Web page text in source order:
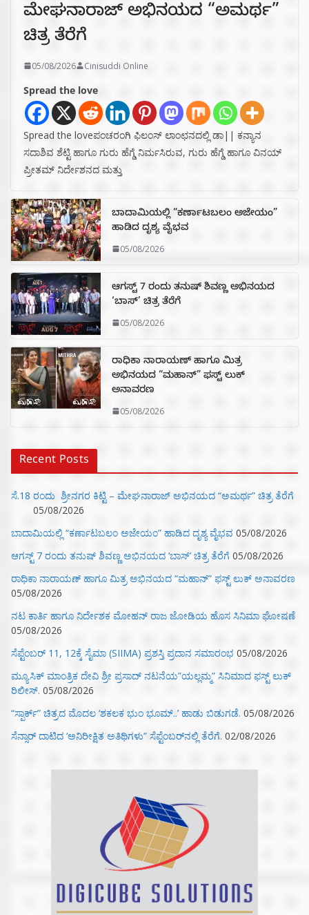
ಮೇಘನಾರಾಜ್ ಅಭಿನಯದ “ಅಮರ್ಥ”
ಚಿತ್ರ ತೆರೆಗೆ
05/08/2026 Cinisuddi Online
Spread the love
Spread the loveಪಂಚರಂಗಿ ಫಿಲಂಸ್ ಲಾಂಛನದಲ್ಲಿ ಡಾ|| ಕನ್ಯಾನ
ಸದಾಶಿವ ಶೆಟ್ಟಿ ಹಾಗೂ ಗುರು ಹೆಗ್ಡೆ ನಿರ್ಮಸಿರುವ, ಗುರು ಹೆಗ್ಡೆ ಹಾಗೂ ವಿನಯ್
ಪ್ರೀತಮ್ ನಿರ್ದೇಶನದ ಮತ್ತು
ಬಾದಾಮಿಯಲ್ಲಿ “ಕರ್ಣಾಟಬಲಂ ಅಜೇಯಂ”
ಹಾಡಿದ ದೃಶ್ಯ ವೈಭವ
05/08/2026
ಆಗಸ್ಟ್ 7 ರಂದು ತನುಷ್ ಶಿವಣ್ಣ ಅಭಿನಯದ
‘ಬಾಸ್’ ಚಿತ್ರ ತೆರೆಗೆ
05/08/2026
ರಾಧಿಕಾ ನಾರಾಯಣ್ ಹಾಗೂ ಮಿತ್ರ
ಅಭಿನಯದ “ಮಹಾನ್” ಫಸ್ಟ್ ಲುಕ್
ಅನಾವರಣ
05/08/2026
Recent Posts
ಸೆ.18 ರಂದು ಶ್ರೀನಗರ ಕಿಟ್ಟಿ – ಮೇಘನಾರಾಜ್ ಅಭಿನಯದ “ಅಮರ್ಥ” ಚಿತ್ರ ತೆರೆಗೆ
05/08/2026
ಬಾದಾಮಿಯಲ್ಲಿ “ಕರ್ಣಾಟಬಲಂ ಅಜೇಯಂ” ಹಾಡಿದ ದೃಶ್ಯ ವೈಭವ 05/08/2026
ಆಗಸ್ಟ್ 7 ರಂದು ತನುಷ್ ಶಿವಣ್ಣ ಅಭಿನಯದ ‘ಬಾಸ್’ ಚಿತ್ರ ತೆರೆಗೆ 05/08/2026
ರಾಧಿಕಾ ನಾರಾಯಣ್ ಹಾಗೂ ಮಿತ್ರ ಅಭಿನಯದ “ಮಹಾನ್” ಫಸ್ಟ್ ಲುಕ್ ಅನಾವರಣ
05/08/2026
ನಟ ಕಾರ್ತಿ ಹಾಗೂ ನಿರ್ದೇಶಕ ಮೋಹನ್ ರಾಜ ಜೋಡಿಯ ಹೊಸ ಸಿನಿಮಾ ಘೋಷಣೆ
05/08/2026
ಸೆಪ್ಟೆಂಬರ್ 11, 12ಕ್ಕೆ ಸೈಮಾ (SIIMA) ಪ್ರಶಸ್ತಿ ಪ್ರದಾನ ಸಮಾರಂಭ 05/08/2026
ಮ್ಯೂಸಿಕ್‌ ಮಾಂತ್ರಿಕ ದೇವಿ ಶ್ರೀ ಪ್ರಸಾದ್ ನಟನೆಯ”ಯಲ್ಲಮ್ಮ” ಸಿನಿಮಾದ ಫಸ್ಟ್‌ ಲುಕ್‌
ರಿಲೀಸ್. 05/08/2026
“ಸ್ಪಾರ್ಕ್” ಚಿತ್ರದ ಮೊದಲ‌ ‘ಶಕಲಕ ಭುಂ‌ ಭೂಮ್..’ ಹಾಡು ಬಿಡುಗಡೆ. 05/08/2026
ಸೆನ್ಸಾರ್ ದಾಟಿದ ‘ಅನಿರೀಕ್ಷಿತ ಅತಿಥಿಗಳು” ಸೆಪ್ಟೆಂಬರ್‌ನಲ್ಲಿ ತೆರೆಗೆ. 02/08/2026